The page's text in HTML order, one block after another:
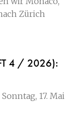
Zürich
4 / 2026):
17. Mai